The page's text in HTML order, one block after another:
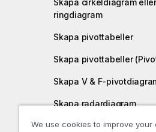
Skapa cirkeldiagram eller
ringdiagram
Skapa pivottabeller
Skapa pivottabeller
Skapa V & F-
Skapa radardiagram
Skapa sankey-diagram
We use cookies to improve